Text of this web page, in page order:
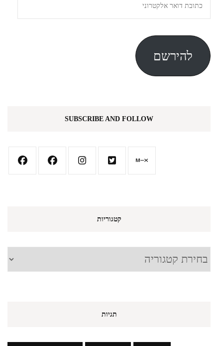
דואר
אלקטרוני
להירשם
SUBSCRIBE AND FOLLOW
קטגוריות
קטגוריות
תגיות